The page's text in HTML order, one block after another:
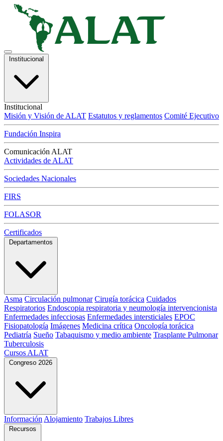
Institucional
Institucional
Misión y Visión de ALAT Estatutos y reglamentos Comité Ejecutivo
Fundación Inspira
Comunicación ALAT
Actividades de ALAT
Sociedades Nacionales
FIRS
FOLASOR
Certificados
Departamentos
Asma Circulación pulmonar Cirugía torácica Cuidados
Respiratorios Endoscopia respiratoria y neumología intervencionista
Enfermedades infecciosas Enfermedades intersticiales EPOC
Fisiopatología Imágenes Medicina crítica Oncología torácica
Pediatría Sueño Tabaquismo y medio ambiente Trasplante Pulmonar
Tuberculosis
Cursos ALAT
Congreso 2026
Información Alojamiento Trabajos Libres
Recursos